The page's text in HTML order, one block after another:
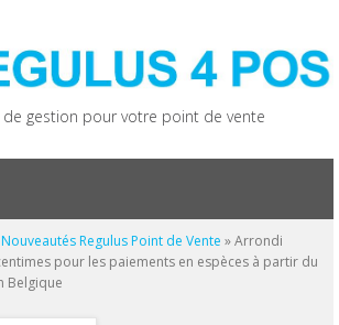
gestion pour votre point de vente
Nouveautés Regulus Point de Vente »Arrondi
pour les paiements en espèces à partir du
Belgique